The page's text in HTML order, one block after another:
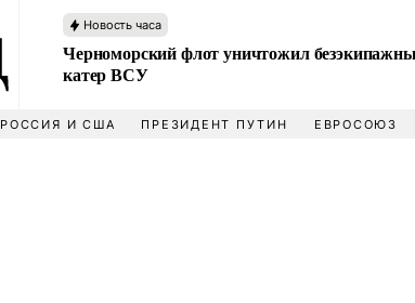
Новость часа
Черноморский флот уничтожил
катер ВСУ
РОССИЯ И США ПРЕЗИДЕНТ ПУТИН ЕВРОСОЮЗ